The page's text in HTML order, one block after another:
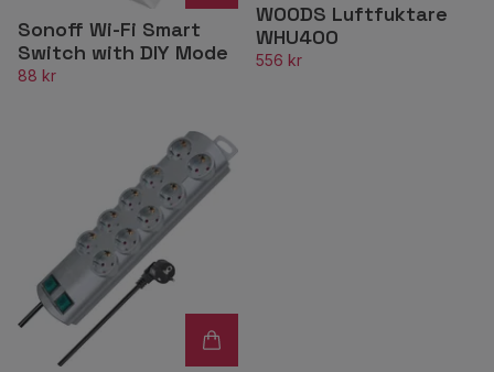
Sonoff Wi-Fi Smart
Switch with DIY Mode
88 kr
WOODS Luftfuktare
WHU400
556 kr